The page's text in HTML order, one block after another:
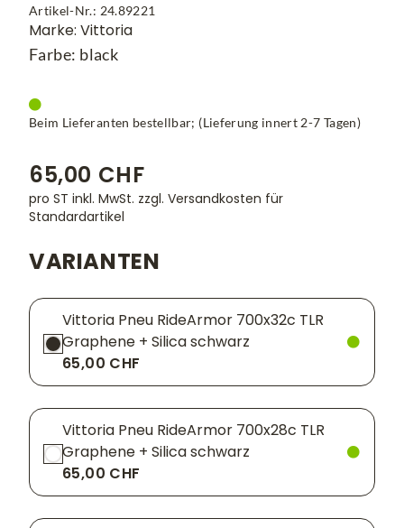
Artikel-Nr.: 24.89221
Marke: Vittoria
Farbe: black
Beim Lieferanten bestellbar; (Lieferung innert 2-7 Tagen)
65,00 CHF
pro ST inkl. MwSt. zzgl. Versandkosten für
Standardartikel
VARIANTEN
Vittoria Pneu RideArmor 700x32c TLR
Graphene + Silica schwarz
65,00 CHF
Vittoria Pneu RideArmor 700x28c TLR
Graphene + Silica schwarz
65,00 CHF